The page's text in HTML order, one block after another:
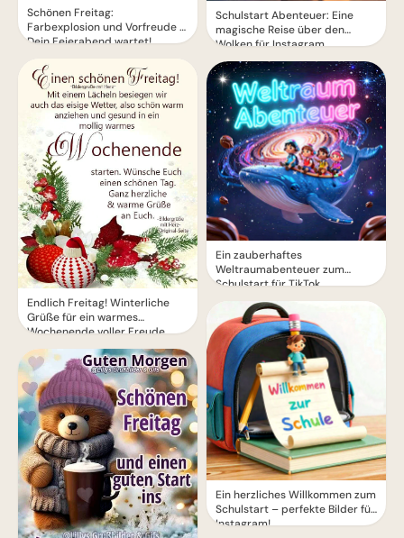
Schönen Freitag:
Farbexplosion und Vorfreude –
Dein Feierabend wartet!
Endlich Freitag! Winterliche
Grüße für ein warmes
Wochenende voller Freude.
Schulstart Abenteuer: Eine
magische Reise über den
Wolken für Instagram
Ein zauberhaftes
Weltraumabenteuer zum
Schulstart für TikTok
Ein herzliches Willkommen zum
Schulstart – perfekte Bilder für
Instagram!